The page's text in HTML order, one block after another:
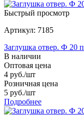
Быстрый просмотр
Артикул: 7185
Заглушка отвер. Ф 20
В наличии
Оптовая цена
4 руб./шт
Розничная цена
5 руб./шт
Подробнее